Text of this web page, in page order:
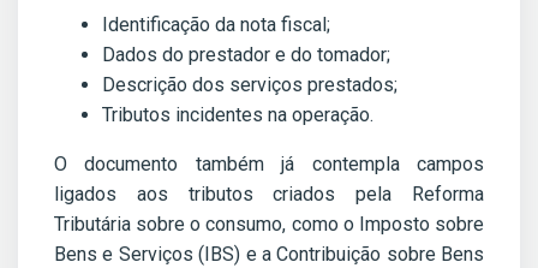
Identificação da nota fiscal;
Dados do prestador e do tomador;
Descrição dos serviços prestados;
Tributos incidentes na operação.
O documento também já contempla campos
ligados aos tributos criados pela Reforma
Tributária sobre o consumo, como o Imposto sobre
Bens e Serviços (IBS) e a Contribuição sobre Bens